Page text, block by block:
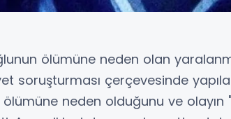
ölümüne neden olan
soruşturması çerçevesinde
neden olduğunu ve olayın